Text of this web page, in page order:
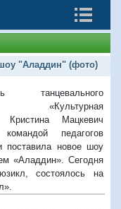
"Аладдин" (фото)
танцевального
«Культурная
Кристина Мацкевич
педагогов
поставила новое шоу
«Аладдин». Сегодня
состоялось на